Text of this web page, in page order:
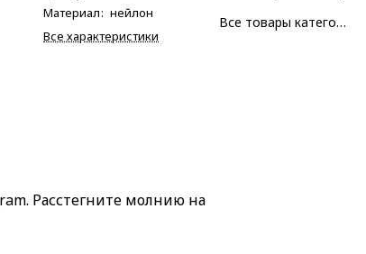
Материал: нейлон
Все характеристики
Все товары категории
Расстегните молнию на